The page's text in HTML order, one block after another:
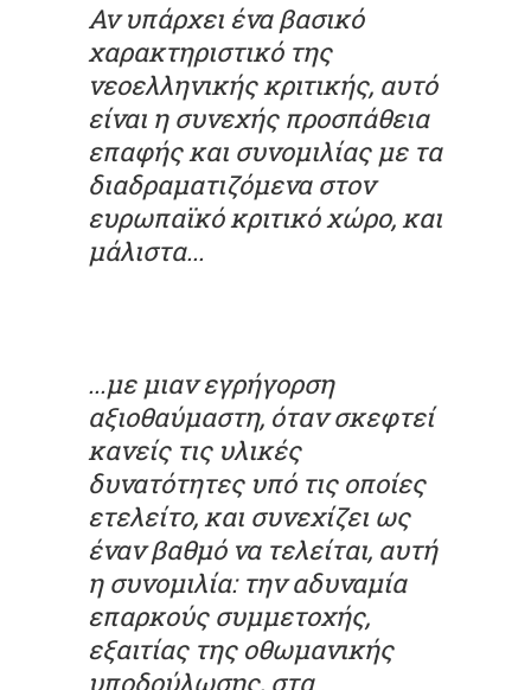
Αν υπάρχει ένα βασικό
χαρακτηριστικό της
νεοελληνικής κριτικής, αυτό
είναι η συνεχής προσπάθεια
επαφής και συνομιλίας με τα
διαδραματιζόμενα στον
ευρωπαϊκό κριτικό χώρο, και
μάλιστα...
...με μιαν εγρήγορση
αξιοθαύμαστη, όταν σκεφτεί
κανείς τις υλικές
δυνατότητες υπό τις οποίες
ετελείτο, και συνεχίζει ως
έναν βαθμό να τελείται, αυτή
η συνομιλία: την αδυναμία
επαρκούς συμμετοχής,
εξαιτίας της οθωμανικής
υποδούλωσης, στα